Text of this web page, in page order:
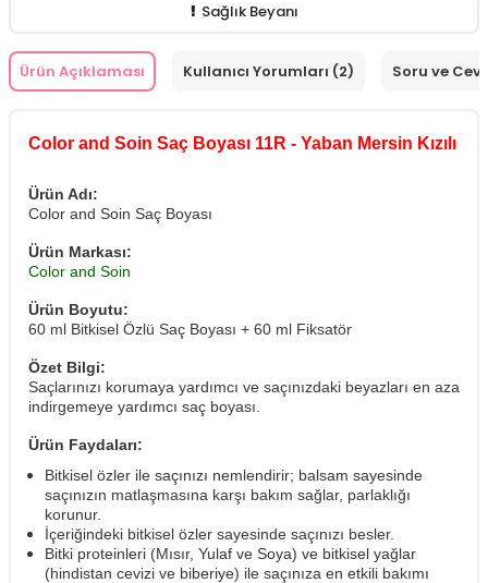
Sağlık Beyanı
Ürün Açıklaması Kullanıcı Yorumları (2) Soru ve
Color and Soin Saç Boyası 11R - Yaban Mersin Kızılı
Ürün Adı:
Color and Soin Saç Boyası
Ürün Markası:
Color and Soin
Ürün Boyutu:
60 ml Bitkisel Özlü Saç Boyası + 60 ml Fiksatör
Özet Bilgi:
Saçlarınızı korumaya yardımcı ve saçınızdaki beyazları en aza
indirgemeye yardımcı saç boyası.
Ürün Faydaları:
Bitkisel özler ile saçınızı nemlendirir; balsam sayesinde
saçınızın matlaşmasına karşı bakım sağlar, parlaklığı
korunur.
İçeriğindeki bitkisel özler sayesinde saçınızı besler.
Bitki proteinleri (Mısır, Yulaf ve Soya) ve bitkisel yağlar
(hindistan cevizi ve biberiye) ile saçınıza en etkili bakımı